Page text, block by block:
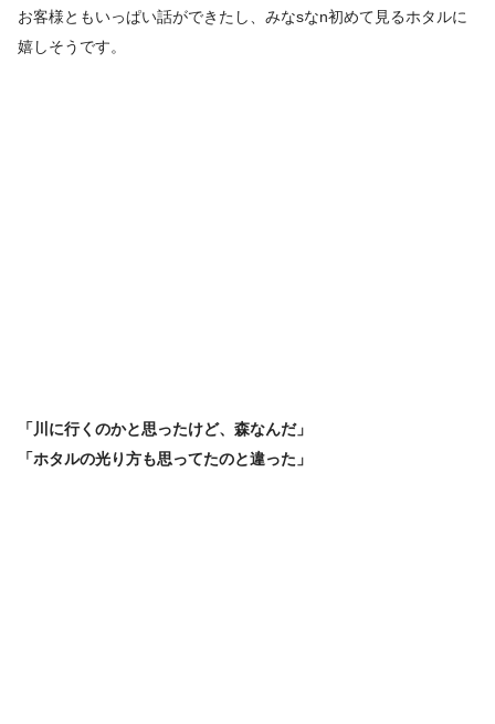
お客様ともいっぱい話ができたし、みなsなn初めて見るホタルに
嬉しそうです。
「川に行くのかと思ったけど、森なんだ」
「ホタルの光り方も思ってたのと違った」